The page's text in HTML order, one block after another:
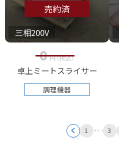
売約済
三相200V
0 円（税込）
卓上ミートスライサー
調理機器
1 … 3